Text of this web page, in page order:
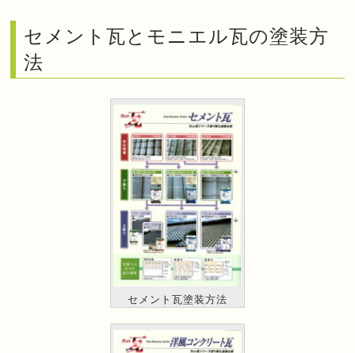
セメント瓦とモニエル瓦の塗装方
法
セメント瓦塗装方法